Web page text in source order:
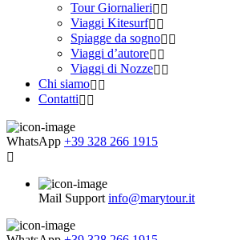
Tour Giornalieri
Viaggi Kitesurf
Spiagge da sogno
Viaggi d’autore
Viaggi di Nozze
Chi siamo
Contatti
WhatsApp +39 328 266 1915
Mail Support info@marytour.it